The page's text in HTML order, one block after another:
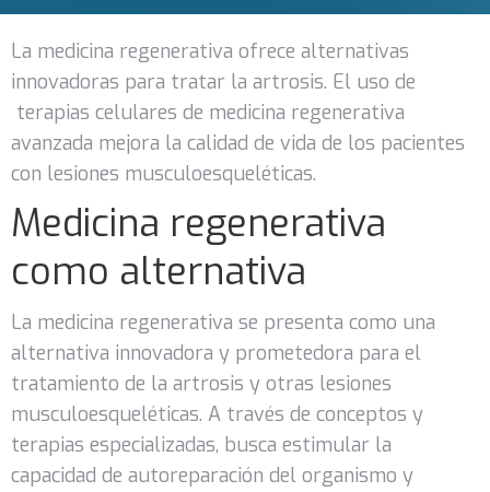
La medicina regenerativa ofrece alternativas
innovadoras para tratar la artrosis. El uso de
terapias celulares de medicina regenerativa
avanzada mejora la calidad de vida de los pacientes
con lesiones musculoesqueléticas.
Medicina regenerativa
como alternativa
La medicina regenerativa se presenta como una
alternativa innovadora y prometedora para el
tratamiento de la artrosis y otras lesiones
musculoesqueléticas. A través de conceptos y
terapias especializadas, busca estimular la
capacidad de autoreparación del organismo y